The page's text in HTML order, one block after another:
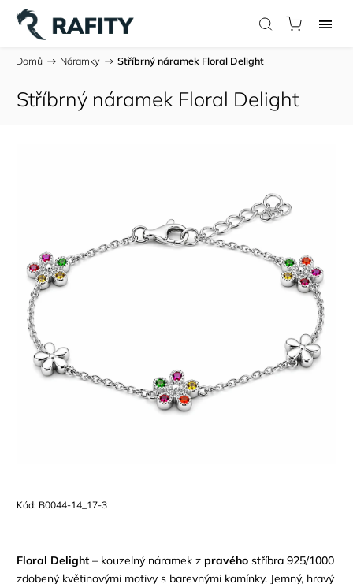
Domů / Náramky / Stříbrný náramek Floral Delight
Stříbrný náramek Floral Delight
Kód: B0044-14_17-3
Floral Delight – kouzelný náramek z pravého stříbra 925/1000
zdobený květinovými motivy s barevnými kamínky. Jemný, hravý